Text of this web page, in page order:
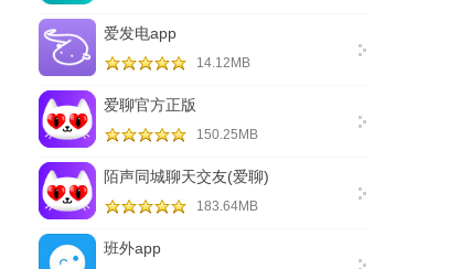
爱发电app
14.12MB
爱聊官方正版
150.25MB
陌声同城聊天交友(爱聊)
183.64MB
班外app